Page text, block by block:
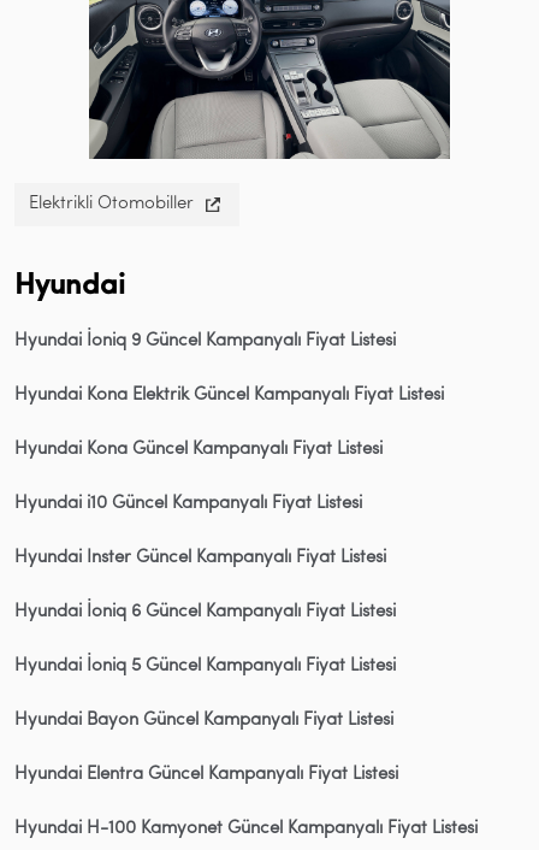
Elektrikli Otomobiller
Hyundai
Hyundai İoniq 9 Güncel Kampanyalı Fiyat Listesi
Hyundai Kona Elektrik Güncel Kampanyalı Fiyat Listesi
Hyundai Kona Güncel Kampanyalı Fiyat Listesi
Hyundai i10 Güncel Kampanyalı Fiyat Listesi
Hyundai Inster Güncel Kampanyalı Fiyat Listesi
Hyundai İoniq 6 Güncel Kampanyalı Fiyat Listesi
Hyundai İoniq 5 Güncel Kampanyalı Fiyat Listesi
Hyundai Bayon Güncel Kampanyalı Fiyat Listesi
Hyundai Elentra Güncel Kampanyalı Fiyat Listesi
Hyundai H-100 Kamyonet Güncel Kampanyalı Fiyat Listesi